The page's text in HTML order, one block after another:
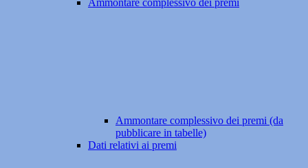
Ammontare complessivo dei premi
Ammontare complessivo dei premi (da
pubblicare in tabelle)
Dati relativi ai premi